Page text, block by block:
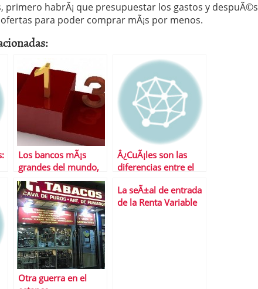
primero habrÃ¡ que presupuestar los gastos y despuÃ©s
para poder comprar mÃ¡s por menos.
Los bancos mÃ¡s
grandes del mundo,
otra vez
Â¿CuÃ¡les son las
diferencias entre el
texas?
Otra guerra en el
La seÃ±al de entrada
de la Renta Variable